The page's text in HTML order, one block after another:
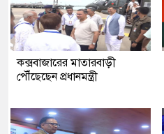
কক্সবাজারের মাতারবাড়ী
পৌঁছেছেন প্রধানমন্ত্রী